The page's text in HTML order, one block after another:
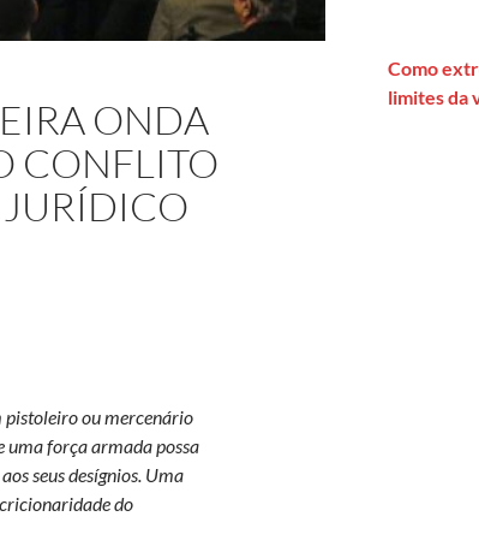
ONDA
CONFLITO
JURÍDICO
pistoleiro ou mercenário
uma força armada possa
seus desígnios. Uma
do
a primeira onda do tenentismo e o começo do
Como
limites da